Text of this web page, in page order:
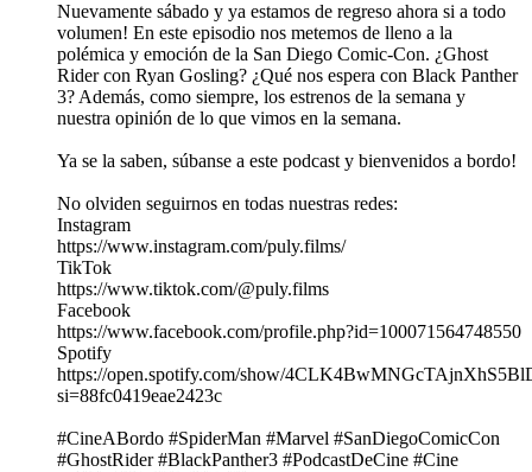
Nuevamente sábado y ya estamos de regreso ahora si a todo
volumen! En este episodio nos metemos de lleno a la
polémica y emoción de la San Diego Comic-Con. ¿Ghost
Rider con Ryan Gosling? ¿Qué nos espera con Black Panther
3? Además, como siempre, los estrenos de la semana y
nuestra opinión de lo que vimos en la semana.
Ya se la saben, súbanse a este podcast y bienvenidos a bordo!
No olviden seguirnos en todas nuestras redes:
Instagram
https://www.instagram.com/puly.films/
TikTok
https://www.tiktok.com/@puly.films
Facebook
https://www.facebook.com/profile.php?id=100071564748550
Spotify
https://open.spotify.com/show/
si=88fc0419eae2423c
#CineABordo #SpiderMan #Marvel #SanDiegoComicCon
#GhostRider #BlackPanther3 #PodcastDeCine #Cine